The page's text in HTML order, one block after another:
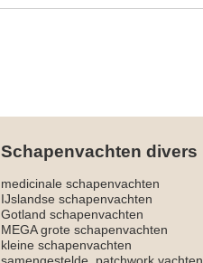
Schapenvachten divers
medicinale schapenvachten
IJslandse schapenvachten
Gotland schapenvachten
MEGA grote schapenvachten
kleine schapenvachten